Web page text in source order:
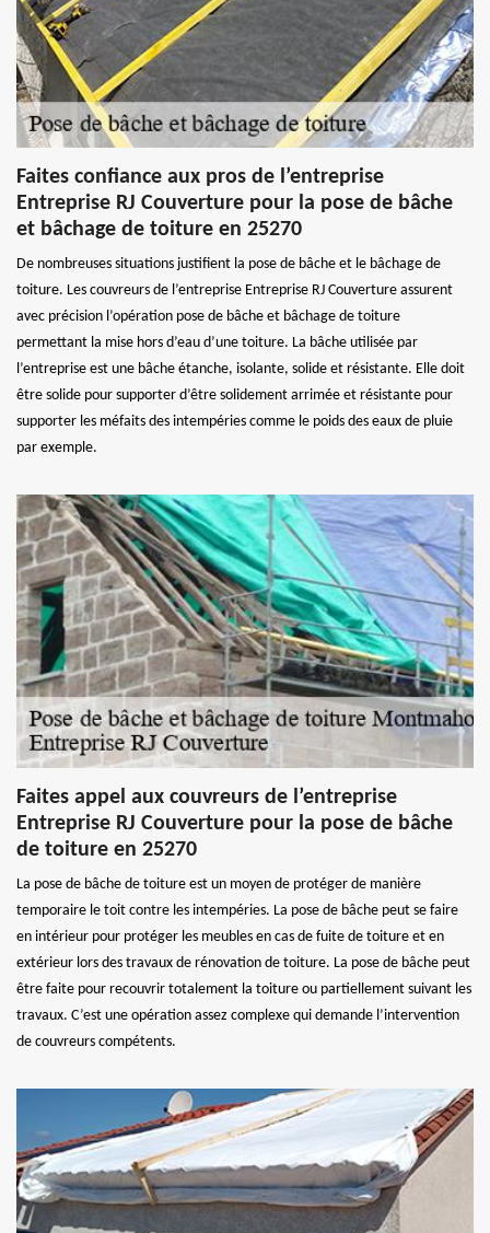
Faites confiance aux pros de l’entreprise
Entreprise RJ Couverture pour la pose de bâche
et bâchage de toiture en 25270
De nombreuses situations justifient la pose de bâche et le bâchage de
toiture. Les couvreurs de l’entreprise Entreprise RJ Couverture assurent
avec précision l’opération pose de bâche et bâchage de toiture
permettant la mise hors d’eau d’une toiture. La bâche utilisée par
l’entreprise est une bâche étanche, isolante, solide et résistante. Elle doit
être solide pour supporter d’être solidement arrimée et résistante pour
supporter les méfaits des intempéries comme le poids des eaux de pluie
par exemple.
Faites appel aux couvreurs de l’entreprise
Entreprise RJ Couverture pour la pose de bâche
de toiture en 25270
La pose de bâche de toiture est un moyen de protéger de manière
temporaire le toit contre les intempéries. La pose de bâche peut se faire
en intérieur pour protéger les meubles en cas de fuite de toiture et en
extérieur lors des travaux de rénovation de toiture. La pose de bâche peut
être faite pour recouvrir totalement la toiture ou partiellement suivant les
travaux. C’est une opération assez complexe qui demande l’intervention
de couvreurs compétents.